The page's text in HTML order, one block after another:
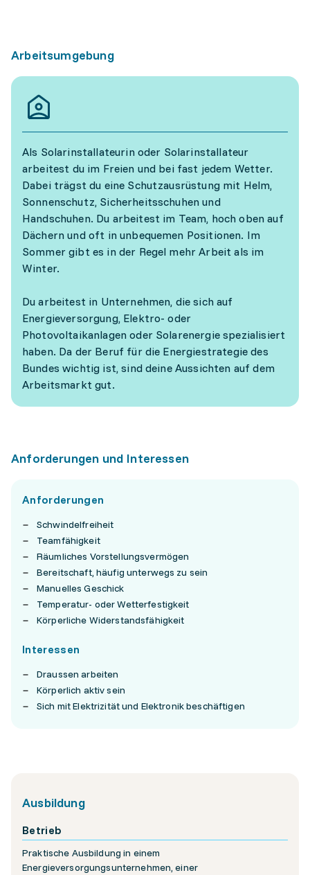
Arbeitsumgebung
Als Solarinstallateurin oder Solarinstallateur
arbeitest du im Freien und bei fast jedem Wetter.
Dabei trägst du eine Schutzausrüstung mit Helm,
Sonnenschutz, Sicherheitsschuhen und
Handschuhen. Du arbeitest im Team, hoch oben auf
Dächern und oft in unbequemen Positionen. Im
Sommer gibt es in der Regel mehr Arbeit als im
Winter.
Du arbeitest in Unternehmen, die sich auf
Energieversorgung, Elektro- oder
Photovoltaikanlagen oder Solarenergie spezialisiert
haben. Da der Beruf für die Energiestrategie des
Bundes wichtig ist, sind deine Aussichten auf dem
Arbeitsmarkt gut.
Anforderungen und Interessen
Anforderungen
Schwindelfreiheit
Teamfähigkeit
Räumliches Vorstellungsvermögen
Bereitschaft, häufig unterwegs zu sein
Manuelles Geschick
Temperatur- oder Wetterfestigkeit
Körperliche Widerstandsfähigkeit
Interessen
Draussen arbeiten
Körperlich aktiv sein
Sich mit Elektrizität und Elektronik beschäftigen
Ausbildung
Betrieb
Praktische Ausbildung in einem
Energieversorgungsunternehmen, einer